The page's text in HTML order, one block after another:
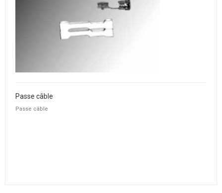
Passe câble
Passe câble